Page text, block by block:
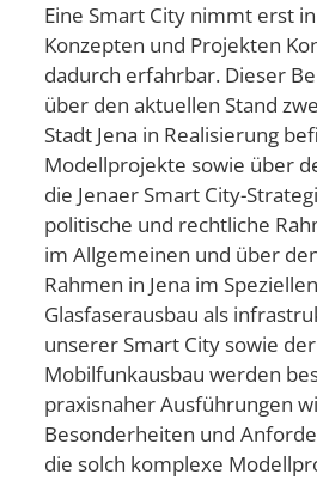
Eine Smart City nimmt erst
Konzepten und Projekten
dadurch erfahrbar. Dieser
über den aktuellen Stand
Stadt Jena in Realisierung
Modellprojekte sowie über
die Jenaer Smart City-
politische und rechtliche
im Allgemeinen und über
Rahmen in Jena im
Glasfaserausbau als
unserer Smart City sowie
Mobilfunkausbau werden
praxisnaher Ausführungen
Besonderheiten und
die solch komplexe